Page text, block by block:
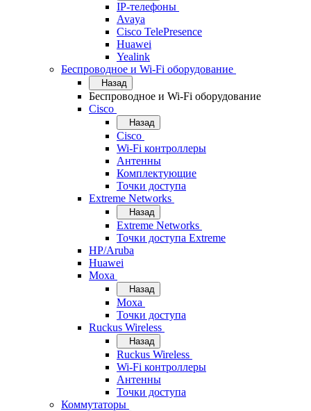
IP-телефоны
Avaya
Cisco TelePresence
Huawei
Yealink
Беспроводное и Wi-Fi оборудование
Назад
Беспроводное и Wi-Fi оборудование
Cisco
Назад
Cisco
Wi-Fi контроллеры
Антенны
Комплектующие
Точки доступа
Extreme Networks
Назад
Extreme Networks
Точки доступа Extreme
HP/Aruba
Huawei
Moxa
Назад
Moxa
Точки доступа
Ruckus Wireless
Назад
Ruckus Wireless
Wi-Fi контроллеры
Антенны
Точки доступа
Коммутаторы